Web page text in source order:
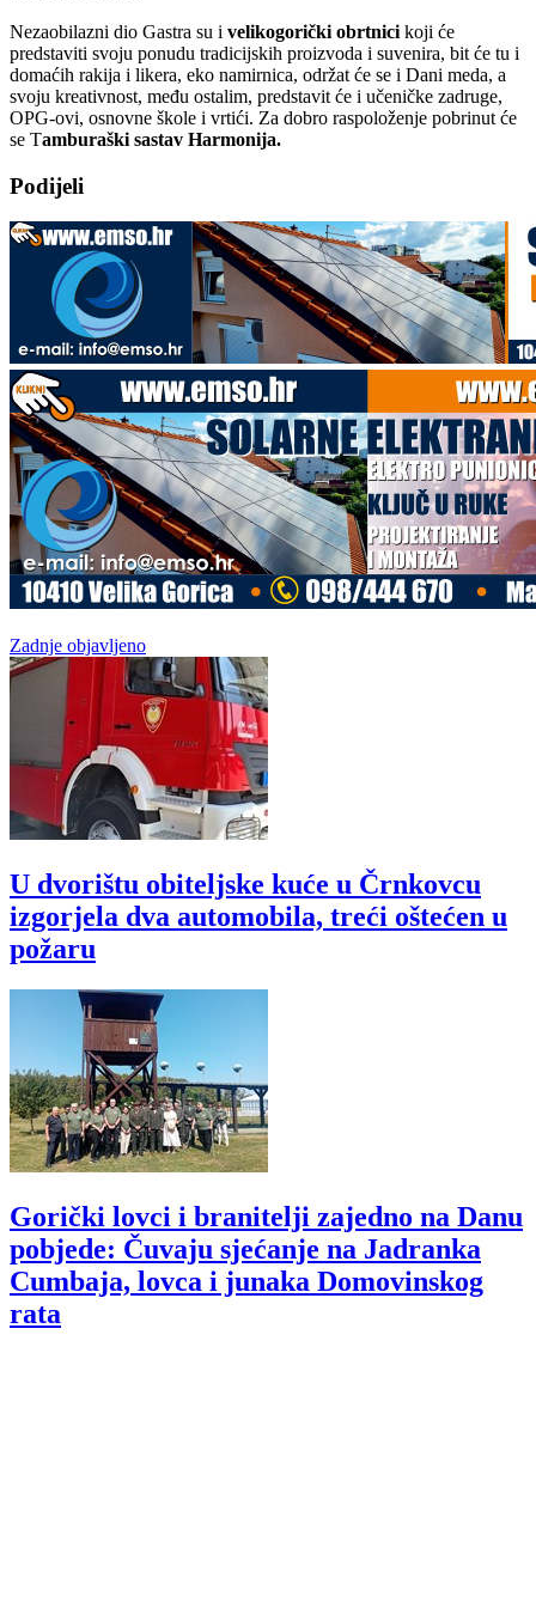
Nezaobilazni dio Gastra su i velikogorički obrtnici koji će
predstaviti svoju ponudu tradicijskih proizvoda i suvenira, bit će tu i
domaćih rakija i likera, eko namirnica, održat će se i Dani meda, a
svoju kreativnost, među ostalim, predstavit će i učeničke zadruge,
OPG-ovi, osnovne škole i vrtići. Za dobro raspoloženje pobrinut će
se Tamburaški sastav Harmonija.
Podijeli
Zadnje objavljeno
U dvorištu obiteljske kuće u Črnkovcu
izgorjela dva automobila, treći oštećen u
požaru
Gorički lovci i branitelji zajedno na Danu
pobjede: Čuvaju sjećanje na Jadranka
Cumbaja, lovca i junaka Domovinskog
rata